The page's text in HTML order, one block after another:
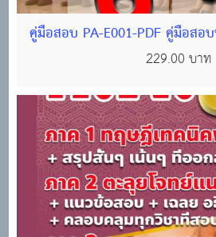
คู่มือสอบ PA-E001-PDF คู่มือสอ
65 ไฟล์ PDF จำนวน
229.00 บาท